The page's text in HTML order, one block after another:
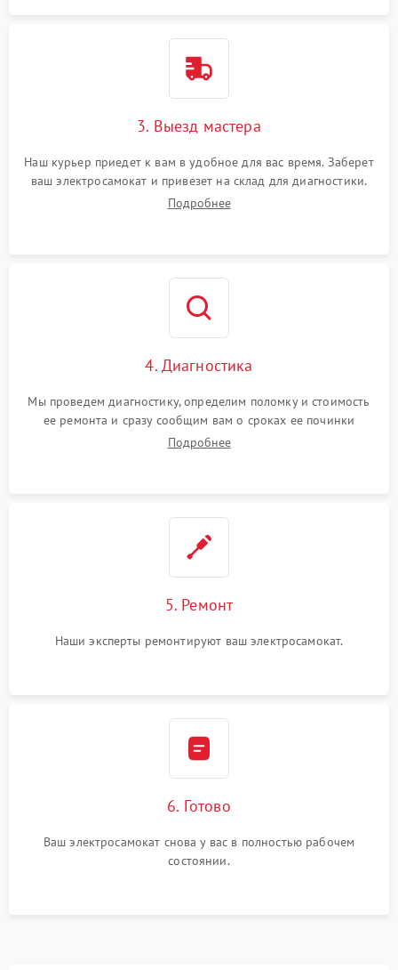
3. Выезд мастера
Наш курьер приедет к вам в удобное для вас время. Заберет
ваш электросамокат и привезет на склад для диагностики.
Подробнее
4. Диагностика
Мы проведем диагностику, определим поломку и стоимость
ее ремонта и сразу сообщим вам о сроках ее починки
Подробнее
5. Ремонт
Наши эксперты ремонтируют ваш электросамокат.
6. Готово
Ваш электросамокат снова у вас в полностью рабочем
состоянии.